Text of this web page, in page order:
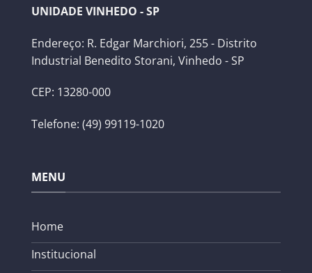
UNIDADE VINHEDO - SP
Endereço: R. Edgar Marchiori, 255 - Distrito
Industrial Benedito Storani, Vinhedo - SP
CEP: 13280-000
Telefone: (49) 99119-1020
MENU
Home
Institucional